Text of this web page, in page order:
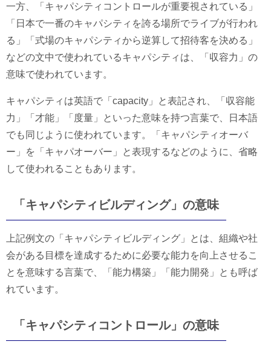
一方、「キャパシティコントロールが重要視されている」
「日本で一番のキャパシティを誇る場所でライブが行われ
る」「式場のキャパシティから逆算して招待客を決める」
などの文中で使われているキャパシティは、「収容力」の
意味で使われています。
キャパシティは英語で「capacity」と表記され、「収容能
力」「才能」「度量」といった意味を持つ言葉で、日本語
でも同じように使われています。「キャパシティオーバ
ー」を「キャパオーバー」と表現するなどのように、省略
して使われることもあります。
「キャパシティビルディング」の意味
上記例文の「キャパシティビルディング」とは、組織や社
会がある目標を達成するために必要な能力を向上させるこ
とを意味する言葉で、「能力構築」「能力開発」とも呼ば
れています。
「キャパシティコントロール」の意味